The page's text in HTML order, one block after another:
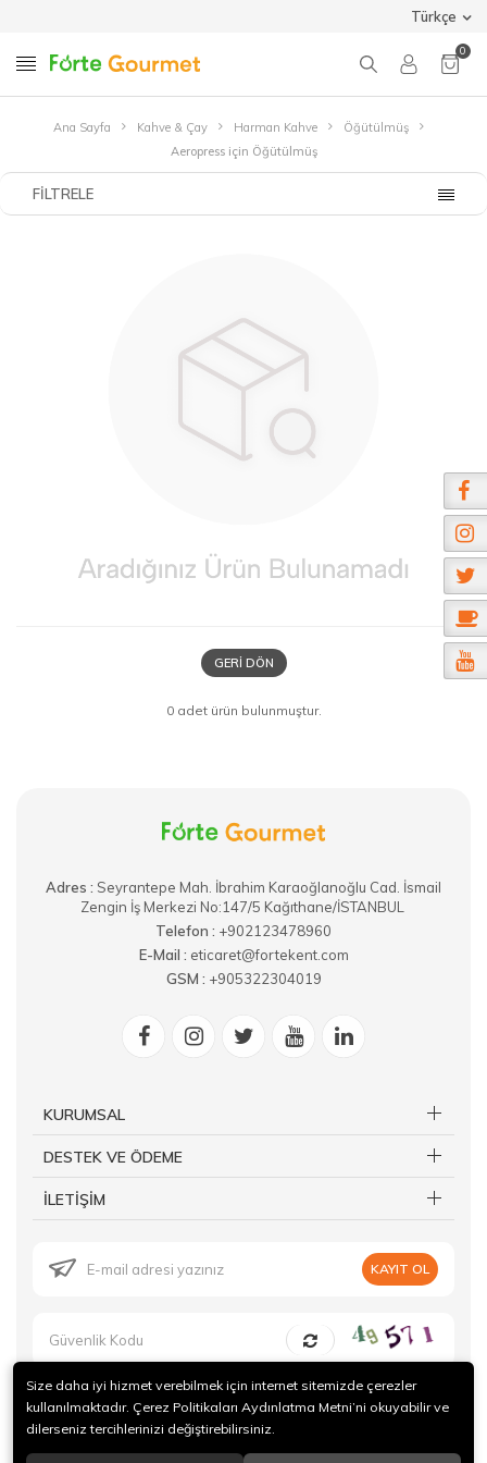
Türkçe
0
Ana Sayfa Kahve & Çay Harman Kahve
Öğütülmüş
Aeropress için Öğütülmüş
FILTRELE
GERI DÖN
0 adet ürün bulunmuştur.
Adres : ​Seyrantepe Mah. İbrahim Karaoğlanoğlu Cad. İsmail
Zengin İş Merkezi No:147/5 Kağıthane/İSTANBUL
Telefon : +902123478960
E-Mail : eticaret@fortekent.com
GSM : +905322304019
KURUMSAL
DESTEK VE ÖDEME
İLETİŞİM
KAYIT OL
© 2019 Forte Gurme Tüm hakları saklıdır.
Size daha iyi hizmet verebilmek için internet sitemizde çerezler
kullanılmaktadır. Çerez Politikaları Aydınlatma Metni’ni okuyabilir ve
dilerseniz tercihlerinizi değiştirebilirsiniz.